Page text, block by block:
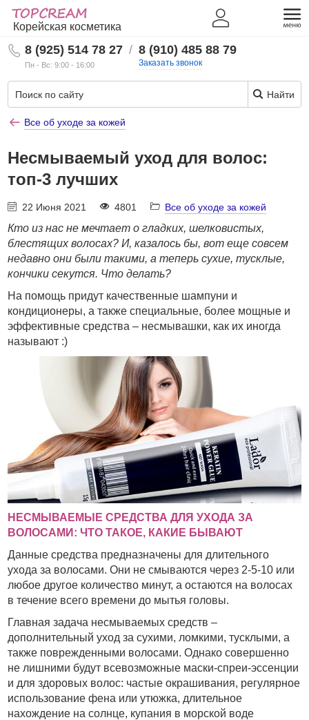
Корейская косметика
8 (925) 514 78 27
Пн - Вс: 9:00 - 16:00
/ 8 (910) 485 88 79
Заказать звонок
Найти
Все об уходе за кожей
Несмываемый уход для волос:
топ-3 лучших
22 Июня 2021 4801 Все об уходе за кожей
Кто из нас не мечтает о гладких, шелковистых,
блестящих волосах? И, казалось бы, вот еще совсем
недавно они были такими, а теперь сухие, тусклые,
кончики секутся. Что делать?
На помощь придут качественные шампуни и
кондиционеры, а также специальные, более мощные и
эффективные средства – несмывашки, как их иногда
называют :)
НЕСМЫВАЕМЫЕ СРЕДСТВА ДЛЯ УХОДА ЗА
ВОЛОСАМИ: ЧТО ТАКОЕ, КАКИЕ БЫВАЮТ
Данные средства предназначены для длительного
ухода за волосами. Они не смываются через 2-5-10 или
любое другое количество минут, а остаются на волосах
в течение всего времени до мытья головы.
Главная задача несмываемых средств –
дополнительный уход за сухими, ломкими, тусклыми, а
также поврежденными волосами. Однако совершенно
не лишними будут всевозможные маски-спреи-эссенции
и для здоровых волос: частые окрашивания, регулярное
использование фена или утюжка, длительное
нахождение на солнце, купания в морской воде